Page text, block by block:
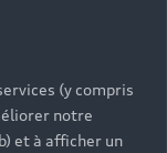
et les
soin de
(y compris
notre
et à afficher un